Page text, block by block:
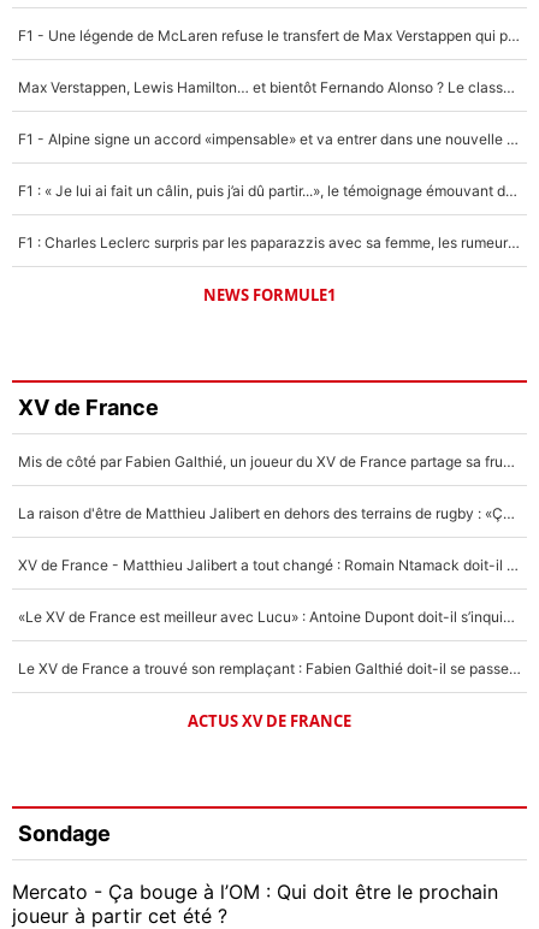
F1 - Une légende de McLaren refuse le transfert de Max Verstappen qui pourrait «faire des vagues» et plomber l'ambiance dans l'équipe
Max Verstappen, Lewis Hamilton… et bientôt Fernando Alonso ? Le classement des pilotes les mieux payés en Formule 1 risque de changer !
F1 - Alpine signe un accord «impensable» et va entrer dans une nouvelle dimension : Grande nouvelle pour Pierre Gasly !
F1 : « Je lui ai fait un câlin, puis j’ai dû partir...», le témoignage émouvant de Max Verstappen sur sa fille
F1 : Charles Leclerc surpris par les paparazzis avec sa femme, les rumeurs étaient vraies !
NEWS FORMULE1
XV de France
Mis de côté par Fabien Galthié, un joueur du XV de France partage sa frustration : «ils ne me l’ont pas dit tout de suite»
La raison d'être de Matthieu Jalibert en dehors des terrains de rugby : «Ça m'atteint autant que si tu touches à un membre de ma famille»
XV de France - Matthieu Jalibert a tout changé : Romain Ntamack doit-il s’inquiéter pour sa place à un an de la Coupe du monde ?
«Le XV de France est meilleur avec Lucu» : Antoine Dupont doit-il s’inquiéter pour sa place ?
Le XV de France a trouvé son remplaçant : Fabien Galthié doit-il se passer d'Antoine Dupont ?
ACTUS XV DE FRANCE
Sondage
Mercato - Ça bouge à l’OM : Qui doit être le prochain
joueur à partir cet été ?